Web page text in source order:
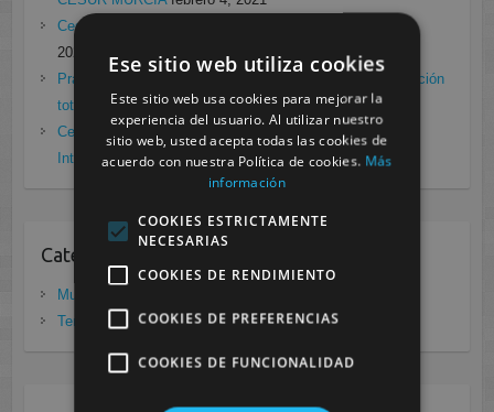
Cesur Murcia en directo con Pedro G. Aguado.
enero 28,
2021
Prácticas de Radiología Simple en Cesur Murcia. Protección
total frente a Covid19 enero 26, 2021
Cesur Murcia: Premio Especial FP, XIII Congreso
Internacional Enfermedades raras noviembre 26, 2020
Categorias
Murcia
Tenerife
Ese sitio web utiliza cookies
Este sitio web usa cookies para mejorar la
experiencia del usuario. Al utilizar nuestro
sitio web, usted acepta todas las cookies de
acuerdo con nuestra Política de cookies. Más
información
COOKIES ESTRICTAMENTE
NECESARIAS
COOKIES DE RENDIMIENTO
COOKIES DE PREFERENCIAS
COOKIES DE FUNCIONALIDAD